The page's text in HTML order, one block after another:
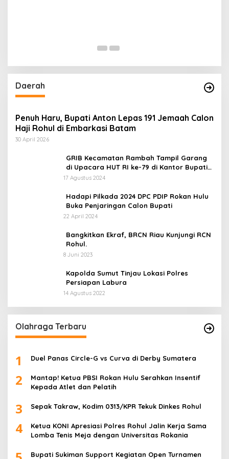
Daerah
Penuh Haru, Bupati Anton Lepas 191 Jemaah Calon
Haji Rohul di Embarkasi Batam
30 April 2026
GRIB Kecamatan Rambah Tampil Garang
di Upacara HUT RI ke-79 di Kantor Bupati
Rokan Hulu!
17 Agustus 2024
Hadapi Pilkada 2024 DPC PDIP Rokan Hulu
Buka Penjaringan Calon Bupati
22 April 2024
Bangkitkan Ekraf, BRCN Riau Kunjungi RCN
Rohul.
8 Juni 2023
Kapolda Sumut Tinjau Lokasi Polres
Persiapan Labura
14 Agustus 2022
Olahraga Terbaru
1 Duel Panas Circle-G vs Curva di Derby Sumatera
2
Mantap! Ketua PBSI Rokan Hulu Serahkan Insentif
Kepada Atlet dan Pelatih
3 Sepak Takraw, Kodim 0313/KPR Tekuk Dinkes Rohul
4
Ketua KONI Apresiasi Polres Rohul Jalin Kerja Sama
Lomba Tenis Meja dengan Universitas Rokania
Bupati Sukiman Support Kegiatan Open Turnamen